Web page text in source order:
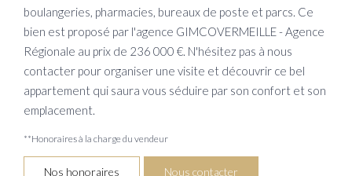
boulangeries, pharmacies, bureaux de poste et parcs. Ce
bien est proposé par l'agence GIMCOVERMEILLE - Agence
Régionale au prix de 236 000 €. N'hésitez pas à nous
contacter pour organiser une visite et découvrir ce bel
appartement qui saura vous séduire par son confort et son
emplacement.
**Honoraires à la charge du vendeur
Nos honoraires Nous contacter